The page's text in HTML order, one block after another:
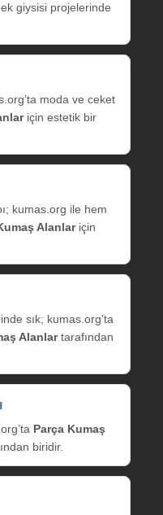
giysisi projelerinde
moda ve ceket
için estetik bir
kumas.org ile hem
Alanlariçin
sık; kumas.org’ta
Alanlartarafından
Parça Kumaş
biridir.